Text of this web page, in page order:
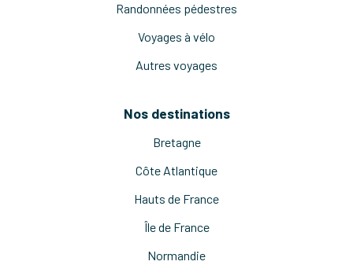
Randonnées pédestres
Voyages à vélo
Autres voyages
Nos destinations
Bretagne
Côte Atlantique
Hauts de France
Île de France
Normandie